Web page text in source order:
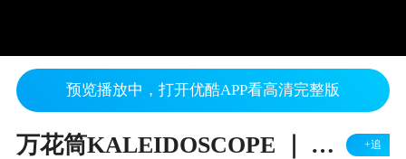
预览播放中，打开优酷APP看高清完整版
万花筒KALEIDOSCOPE ｜ Official Trailer ｜ Netflix +追